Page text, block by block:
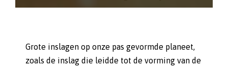
Grote inslagen op onze pas gevormde planeet,
zoals de inslag die leidde tot de vorming van de